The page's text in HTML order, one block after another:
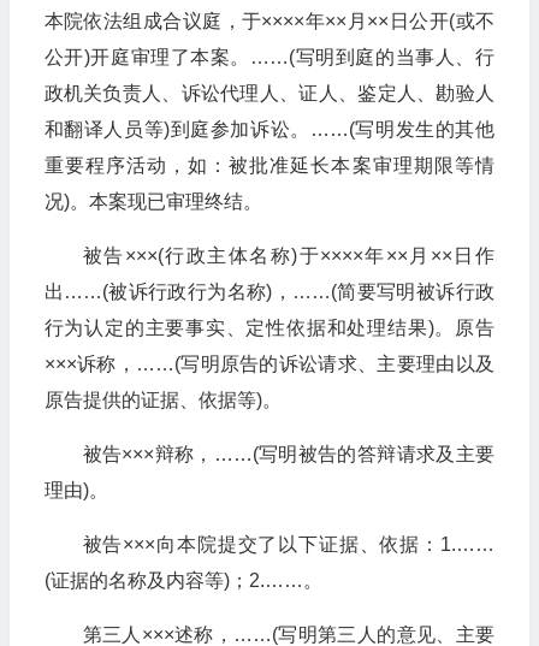
本院依法组成合议庭，于××××年××月××日公开(或不
公开)开庭审理了本案。……(写明到庭的当事人、行
政机关负责人、诉讼代理人、证人、鉴定人、勘验人
和翻译人员等)到庭参加诉讼。……(写明发生的其他
重要程序活动，如：被批准延长本案审理期限等情
况)。本案现已审理终结。
被告×××(行政主体名称)于××××年××月××日作
出……(被诉行政行为名称)，……(简要写明被诉行政
行为认定的主要事实、定性依据和处理结果)。原告
×××诉称，……(写明原告的诉讼请求、主要理由以及
原告提供的证据、依据等)。
被告×××辩称，……(写明被告的答辩请求及主要
理由)。
被告×××向本院提交了以下证据、依据：1.……
(证据的名称及内容等)；2.……。
第三人×××述称，……(写明第三人的意见、主要